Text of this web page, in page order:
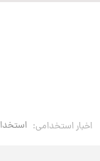
اخبار استخدامی: